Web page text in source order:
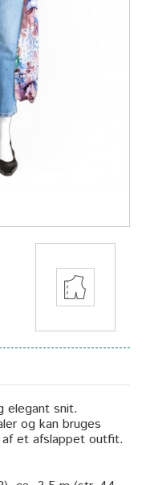
elegant snit.
og kan bruges
et afslappet outfit.